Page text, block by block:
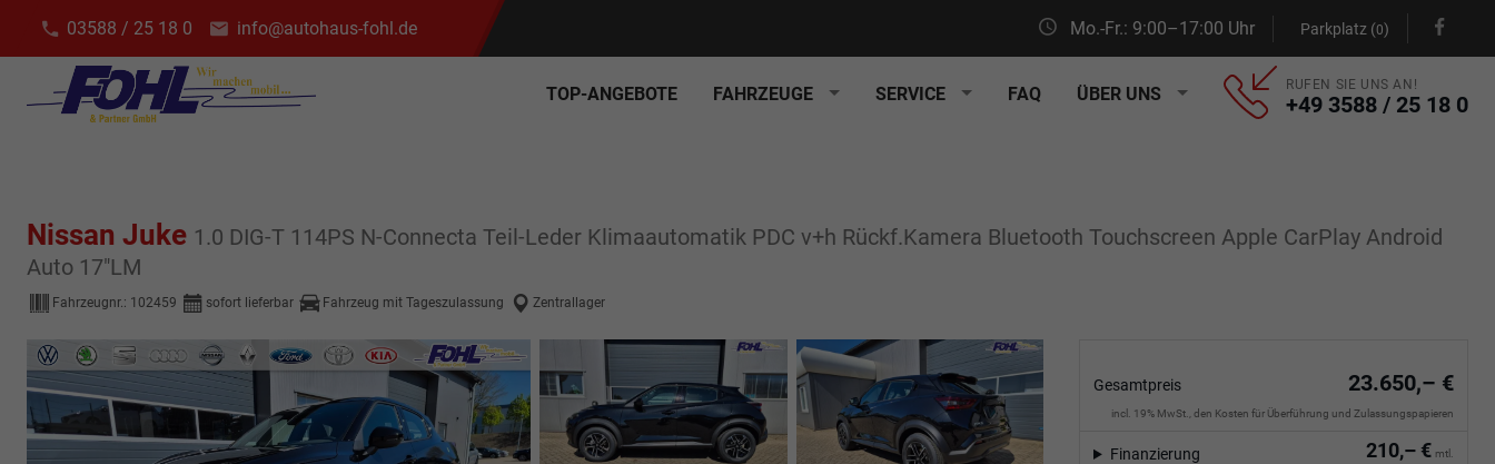
03588 / 25 18 0 info@autohaus-fohl.de Mo.-Fr.: 9:00–17:00 Uhr Parkplatz (0)
TOP-ANGEBOTE FAHRZEUGE SERVICE FAQ ÜBER UNS RUFEN SIE UNS AN!
+49 3588 / 25 18 0
Nissan Juke 1.0 DIG-T 114PS N-Connecta Teil-Leder Klimaautomatik PDC v+h Rückf.Kamera Bluetooth Touchscreen Apple CarPlay Android
Auto 17"LM
Fahrzeugnr.: 102459 sofort lieferbar Fahrzeug mit Tageszulassung Zentrallager
Gesamtpreis 23.650,– €
incl. 19% MwSt., den Kosten für Überführung und Zulassungspapieren
210,– € mtl.
Finanzierung